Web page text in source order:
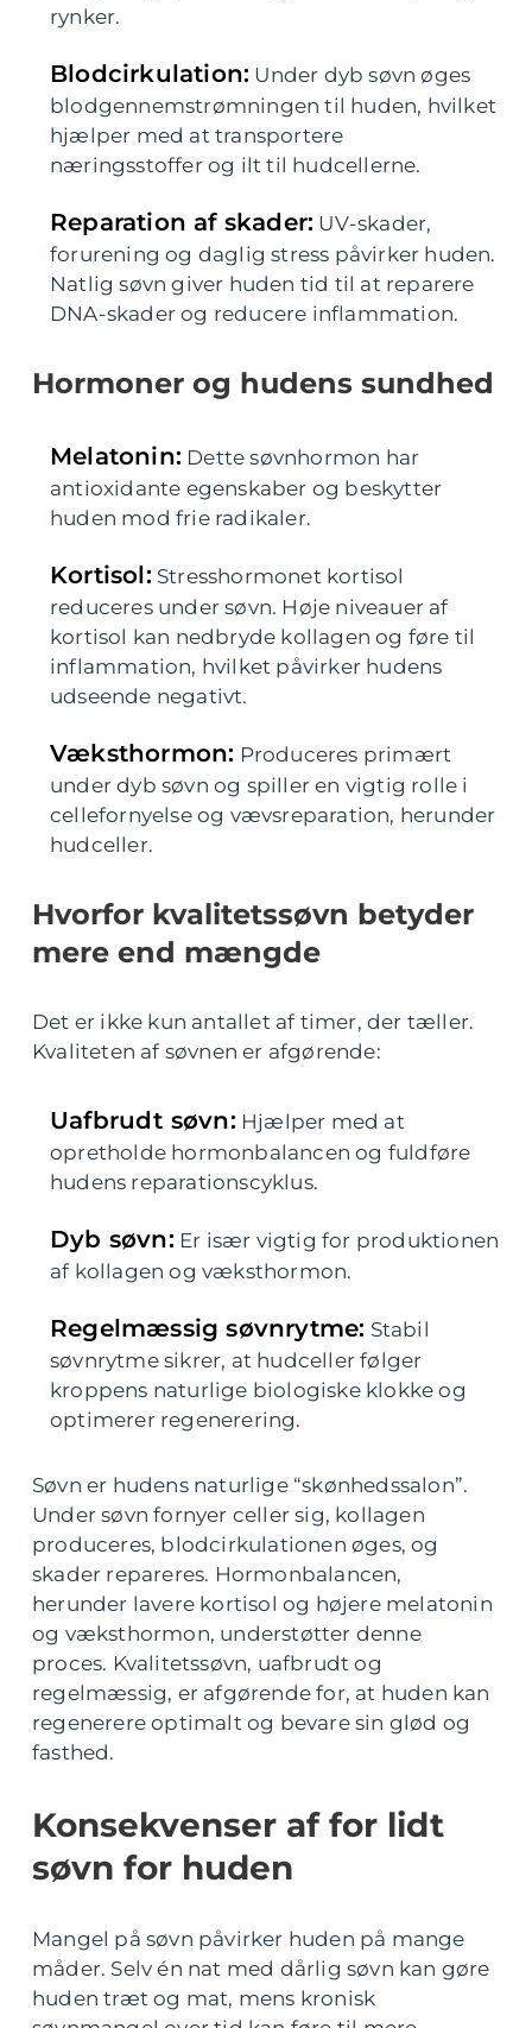
rynker.
Blodcirkulation: Under dyb søvn øges
blodgennemstrømningen til huden, hvilket
hjælper med at transportere
næringsstoffer og ilt til hudcellerne.
Reparation af skader: UV-skader,
forurening og daglig stress påvirker huden.
Natlig søvn giver huden tid til at reparere
DNA-skader og reducere inflammation.
Hormoner og hudens sundhed
Melatonin: Dette søvnhormon har
antioxidante egenskaber og beskytter
huden mod frie radikaler.
Kortisol: Stresshormonet kortisol
reduceres under søvn. Høje niveauer af
kortisol kan nedbryde kollagen og føre til
inflammation, hvilket påvirker hudens
udseende negativt.
Væksthormon: Produceres primært
under dyb søvn og spiller en vigtig rolle i
cellefornyelse og vævsreparation, herunder
hudceller.
Hvorfor kvalitetssøvn betyder
mere end mængde
Det er ikke kun antallet af timer, der tæller.
Kvaliteten af søvnen er afgørende:
Uafbrudt søvn: Hjælper med at
opretholde hormonbalancen og fuldføre
hudens reparationscyklus.
Dyb søvn: Er især vigtig for produktionen
af kollagen og væksthormon.
Regelmæssig søvnrytme: Stabil
søvnrytme sikrer, at hudceller følger
kroppens naturlige biologiske klokke og
optimerer regenerering.
Søvn er hudens naturlige “skønhedssalon”.
Under søvn fornyer celler sig, kollagen
produceres, blodcirkulationen øges, og
skader repareres. Hormonbalancen,
herunder lavere kortisol og højere melatonin
og væksthormon, understøtter denne
proces. Kvalitetssøvn, uafbrudt og
regelmæssig, er afgørende for, at huden kan
regenerere optimalt og bevare sin glød og
fasthed.
Konsekvenser af for lidt
søvn for huden
Mangel på søvn påvirker huden på mange
måder. Selv én nat med dårlig søvn kan gøre
huden træt og mat, mens kronisk